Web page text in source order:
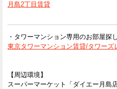
月島2丁目賃貸
・タワーマンション専用のお部屋探
東京タワーマンション賃貸/タワーズ
【周辺環境】
スーパーマーケット「ダイエー月島